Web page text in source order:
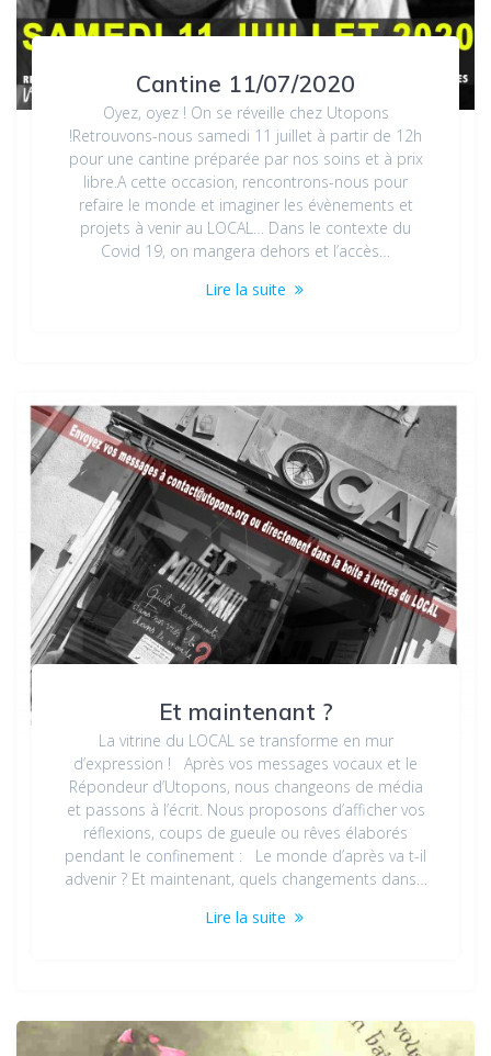
Cantine 11/07/2020
Oyez, oyez ! On se réveille chez Utopons
!Retrouvons-nous samedi 11 juillet à partir de 12h
pour une cantine préparée par nos soins et à prix
libre.A cette occasion, rencontrons-nous pour
refaire le monde et imaginer les évènements et
projets à venir au LOCAL… Dans le contexte du
Covid 19, on mangera dehors et l’accès…
Lire la suite
Et maintenant ?
La vitrine du LOCAL se transforme en mur
d’expression ! Après vos messages vocaux et le
Répondeur d’Utopons, nous changeons de média
et passons à l’écrit. Nous proposons d’afficher vos
réflexions, coups de gueule ou rêves élaborés
pendant le confinement : Le monde d’après va t-il
advenir ? Et maintenant, quels changements dans…
Lire la suite